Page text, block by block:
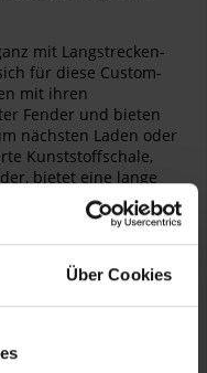
Über Cookies
mit Langstrecken-
für diese Custom-
mit ihren
Fender und bieten
nächsten Laden oder
Kunststoffschale,
bietet eine lange
verbergen
erleichtern, und
astreinen Harley-
2.000 Kubikzoll.